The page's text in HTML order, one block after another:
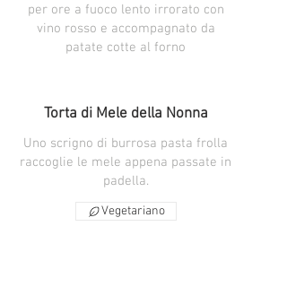
per ore a fuoco lento irrorato con
vino rosso e accompagnato da
patate cotte al forno
Torta di Mele della Nonna
Uno scrigno di burrosa pasta frolla
raccoglie le mele appena passate in
padella.
Vegetariano